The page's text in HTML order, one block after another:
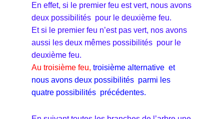
En effet, si le premier feu est vert, nous avons
deux possibilités pour le deuxième feu.
Et si le premier feu n’est pas vert, nos avons
aussi les deux mêmes possibilités pour le
deuxième feu.
Au troisième feu, troisième alternative et
nous avons deux possibilités parmi les
quatre possibilités précédentes.